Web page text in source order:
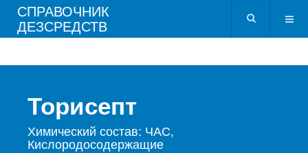
СПРАВОЧНИК
ДЕЗСРЕДСТВ
Торисепт
Химический состав: ЧАС,
Кислородосодержащие